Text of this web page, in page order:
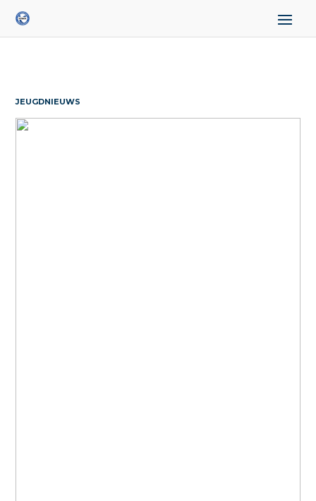
JEUGDNIEUWS